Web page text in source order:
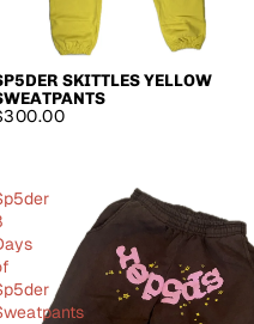
SKITTLES YELLOW